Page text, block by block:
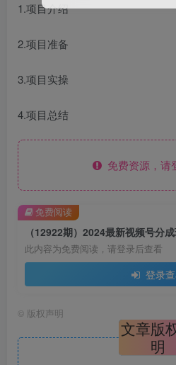
1.项目介绍
2.项目准备
3.项目实操
4.项目总结
免费资源，请
此内容为免费阅读，请登录后查看
登录
免费阅读
© 版权声明
文章版
明